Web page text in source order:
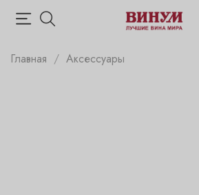
Главная Аксессуары